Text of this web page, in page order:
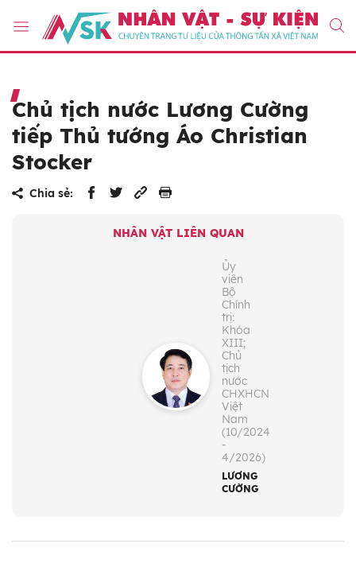
Chủ tịch nước Lương Cường
tiếp Thủ tướng Áo Christian
Stocker
Chia sẻ:
NHÂN VẬT LIÊN QUAN
Ủy
viên
Bộ
Chính
trị:
Khóa
XIII;
Chủ
tịch
nước
CHXHCN
Việt
Nam
(10/2024
-
4/2026)
LƯƠNG
CƯỜNG